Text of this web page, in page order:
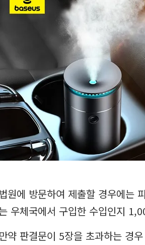
법원에 방문하여 제출할 경우에는
우체국에서 구입한 수입인지
만약 판결문이 5장을 초과하는 경